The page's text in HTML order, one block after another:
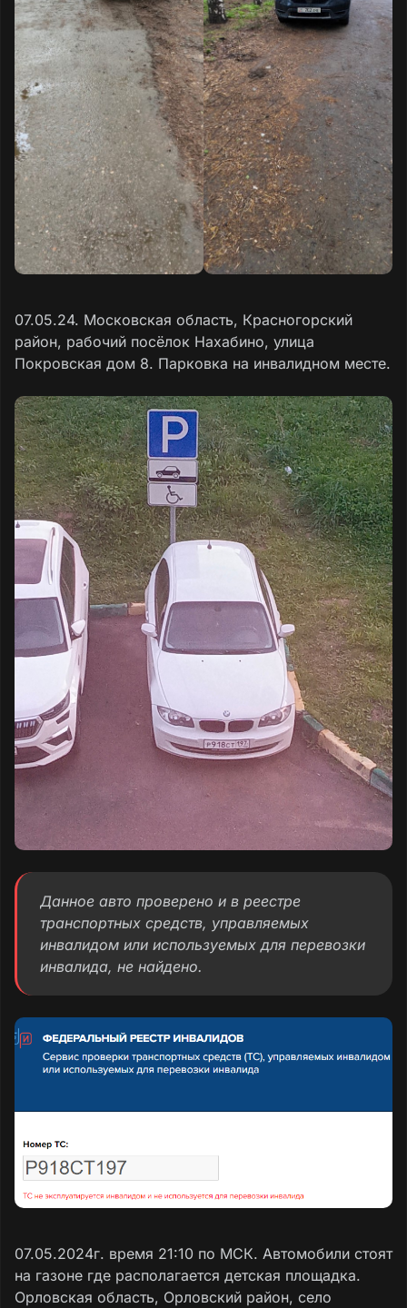
07.05.24. Московская область, Красногорский
район, рабочий посёлок Нахабино, улица
Покровская дом 8. Парковка на инвалидном месте.
Данное авто проверено и в реестре
транспортных средств, управляемых
инвалидом или используемых для перевозки
инвалида, не найдено.
07.05.2024г. время 21:10 по МСК. Автомобили стоят
на газоне где располагается детская площадка.
Орловская область, Орловский район, село